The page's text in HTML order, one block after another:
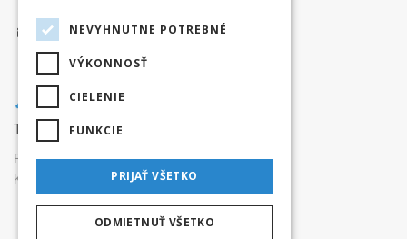
info@tatryvpohybe.sk
Tatryvpohybe.sk je súčasťou pretekaj.sk
Prevádzkovateľ:Originals, s.r.o.,
Karpatská 3256/15, 05801 Poprad
NEVYHNUTNE POTREBNÉ
VÝKONNOSŤ
CIELENIE
FUNKCIE
PRIJAŤ VŠETKO
ODMIETNUŤ VŠETKO